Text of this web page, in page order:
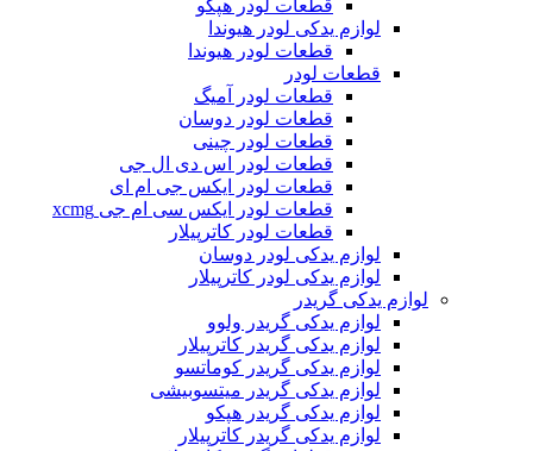
قطعات لودر هپکو
لوازم یدکی لودر هیوندا
قطعات لودر هیوندا
قطعات لودر
قطعات لودر آمیگ
قطعات لودر دوسان
قطعات لودر چینی
قطعات لودر اس دی ال جی
قطعات لودر ایکس جی ام ای
قطعات لودر ایکس سی ام جی xcmg
قطعات لودر کاترپیلار
لوازم یدکی لودر دوسان
لوازم یدکی لودر کاترپیلار
لوازم یدکی گریدر
لوازم یدکی گریدر ولوو
لوازم یدکی گریدر کاترپیلار
لوازم یدکی گریدر کوماتسو
لوازم یدکی گریدر میتسوبیشی
لوازم یدکی گریدر هپکو
لوازم یدکی گریدر کاترپیلار